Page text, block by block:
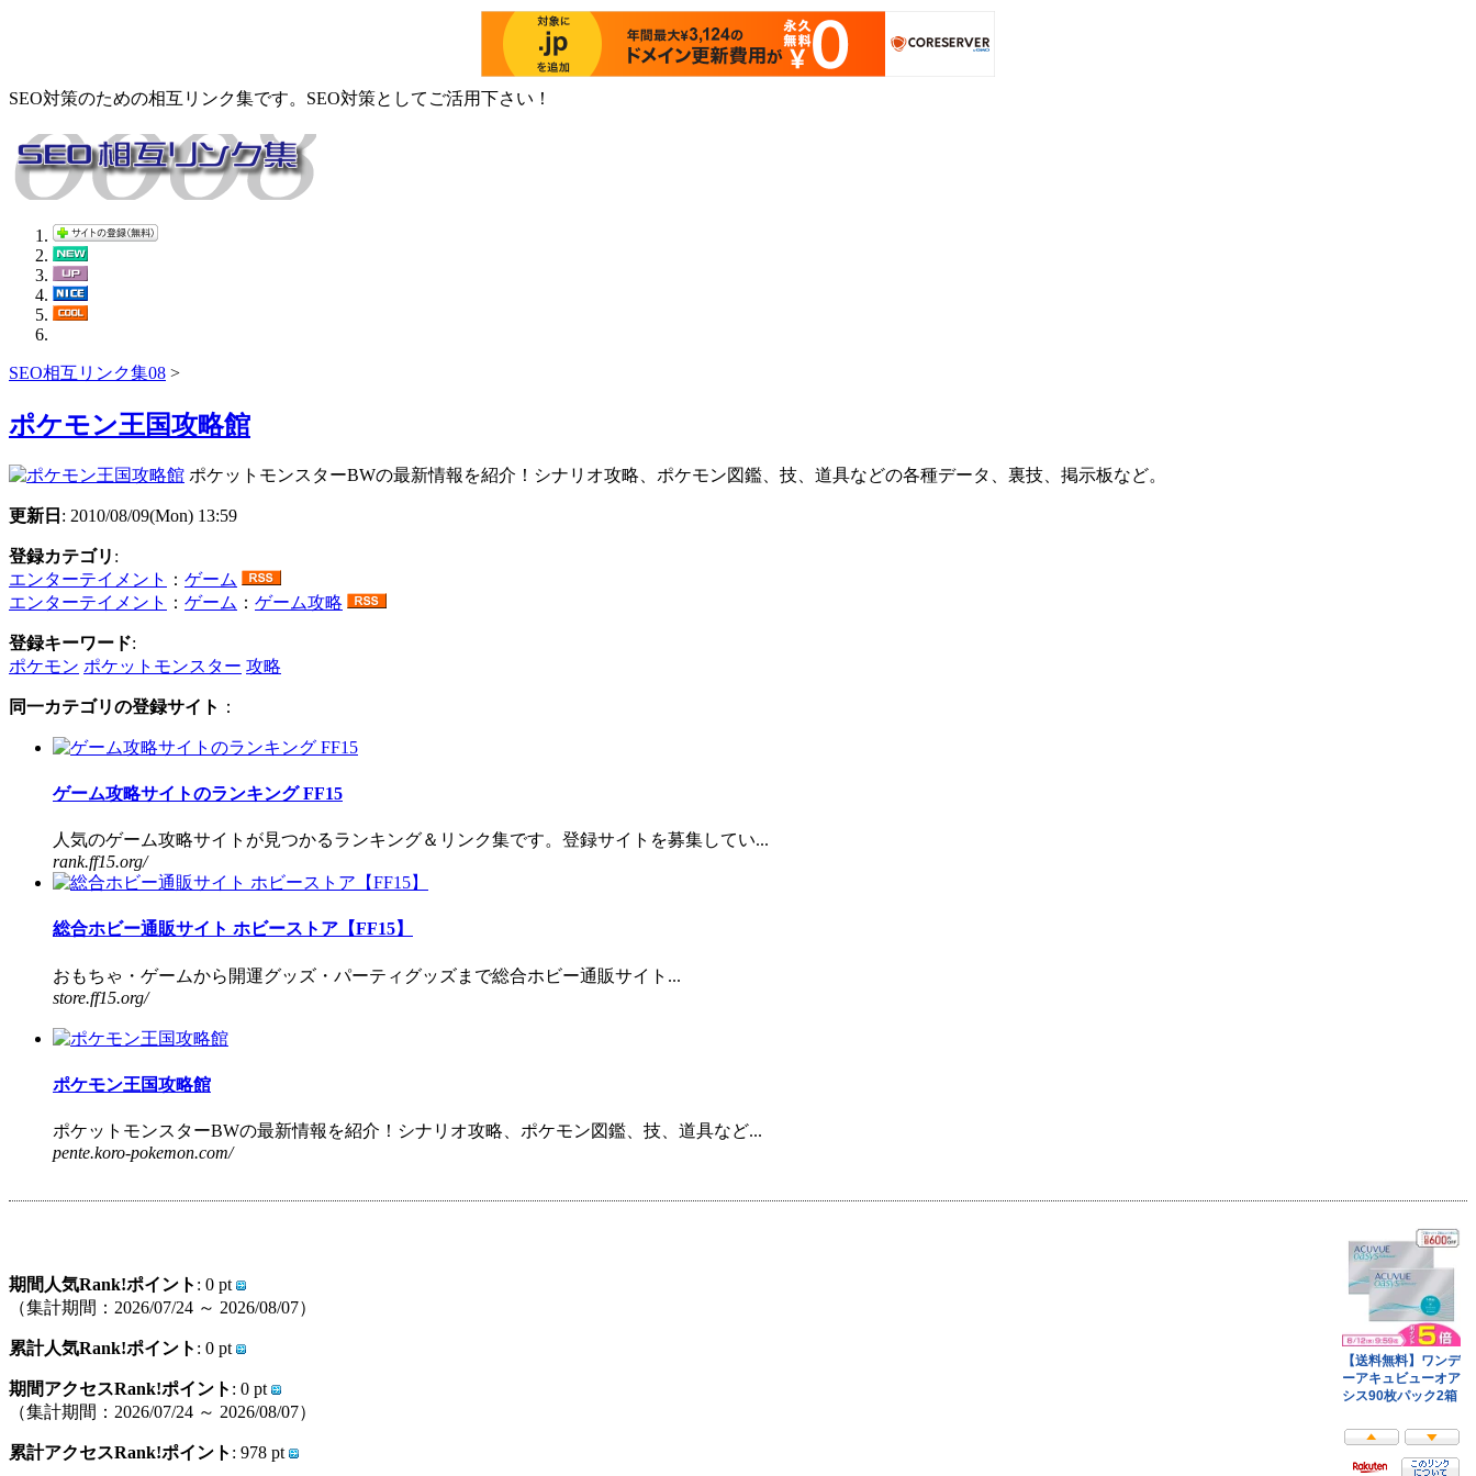
SEO対策のための相互リンク集です。SEO対策としてご活用下さい！
SEO相互リンク集08 >
ポケモン王国攻略館
ポケットモンスターBWの最新情報を紹介！シナリオ攻略、ポケモン図鑑、技、道具などの各種データ、裏技、掲示板など。
更新日 : 2010/08/09(Mon) 13:59
登録カテゴリ :
エンターテイメント
： ゲーム
エンターテイメント
： ゲーム ： ゲーム攻略
登録キーワード:
ポケモン ポケットモンスター 攻略
同一カテゴリの登録サイト ：
ゲーム攻略サイトのランキング FF15
人気のゲーム攻略サイトが見つかるランキング＆リンク集です。登録サイトを募集してい...
rank.ff15.org/
総合ホビー通販サイト ホビーストア【FF15】
おもちゃ・ゲームから開運グッズ・パーティグッズまで総合ホビー通販サイト...
store.ff15.org/
ポケモン王国攻略館
ポケットモンスターBWの最新情報を紹介！シナリオ攻略、ポケモン図鑑、技、道具など...
pente.koro-pokemon.com/
期間人気Rank!ポイント : 0 pt
（集計期間：2026/07/24 ～ 2026/08/07）
累計人気Rank!ポイント : 0 pt
期間アクセスRank!ポイント : 0 pt
（集計期間：2026/07/24 ～ 2026/08/07）
累計アクセスRank!ポイント : 978 pt